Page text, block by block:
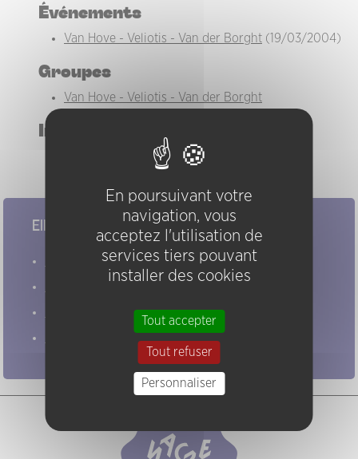
Événements
Van Hove - Veliotis - Van der Borght (19/03/2004)
Groupes
Van Hove - Veliotis - Van der Borght
Instruments
Elles/ils ont joué chez nous
Evénements
En poursuivant votre
navigation, vous
acceptez l'utilisation de
services tiers pouvant
installer des cookies
Tout accepter
Tout refuser
Personnaliser